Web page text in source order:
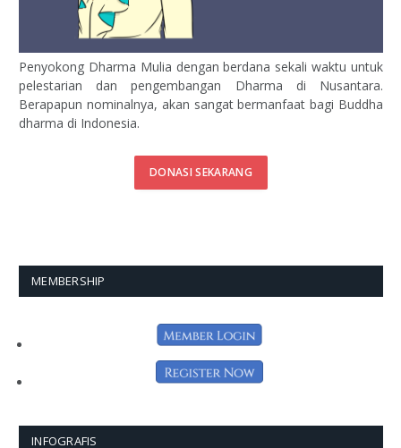
Penyokong Dharma Mulia dengan berdana sekali waktu untuk
pelestarian dan pengembangan Dharma di Nusantara.
Berapapun nominalnya, akan sangat bermanfaat bagi Buddha
dharma di Indonesia.
DONASI SEKARANG
MEMBERSHIP
INFOGRAFIS